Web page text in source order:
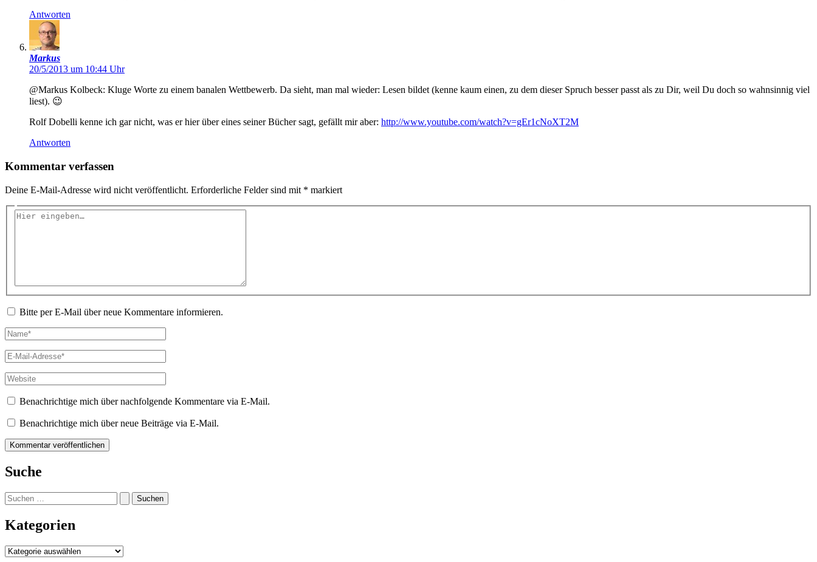
Antworten
Markus
20/5/2013 um 10:44 Uhr
@Markus Kolbeck: Kluge Worte zu einem banalen Wettbewerb. Da sieht, man mal wieder: Lesen bildet (kenne kaum einen, zu dem dieser Spruch besser passt als zu Dir, weil Du doch so wahnsinnig viel
liest). 😉
Rolf Dobelli kenne ich gar nicht, was er hier über eines seiner Bücher sagt, gefällt mir aber: http://www.youtube.com/watch?v=gEr1cNoXT2M
Antworten
Kommentar verfassen
Deine E-Mail-Adresse wird nicht veröffentlicht. Erforderliche Felder sind mit * markiert
Hier
Bitte per E-Mail über neue Kommentare informieren.
Name*
E-
Mail-
Adresse*
Website
Benachrichtige mich über nachfolgende Kommentare via E-Mail.
Benachrichtige mich über neue Beiträge via E-Mail.
Suche
Suchen
nach:
Kategorien
Kategorien